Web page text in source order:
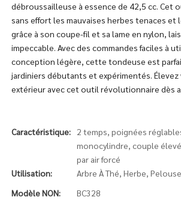
débroussailleuse à essence de 42,5 cc. Cet
sans effort les mauvaises herbes tenaces et
grâce à son coupe-fil et sa lame en nylon,
impeccable. Avec des commandes faciles à
conception légère, cette tondeuse est
jardiniers débutants et expérimentés.
extérieur avec cet outil révolutionnaire dès
Caractéristique:
2 temps, poignées
monocylindre, couple
par air forcé
Utilisation:
Arbre À Thé, Herbe,
Modèle NON:
BC328